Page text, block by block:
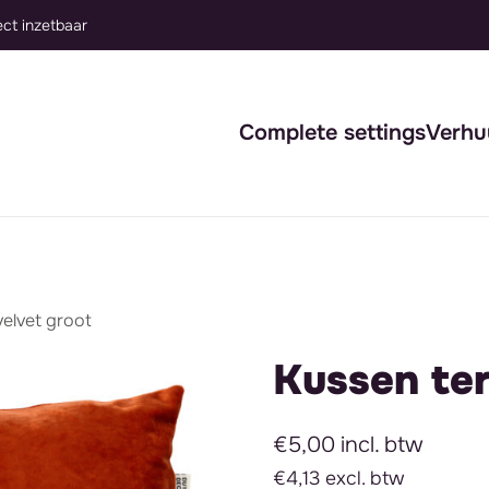
Complete settings
groot
Kussen
€5,00 incl. btw
€4,13 excl. btw